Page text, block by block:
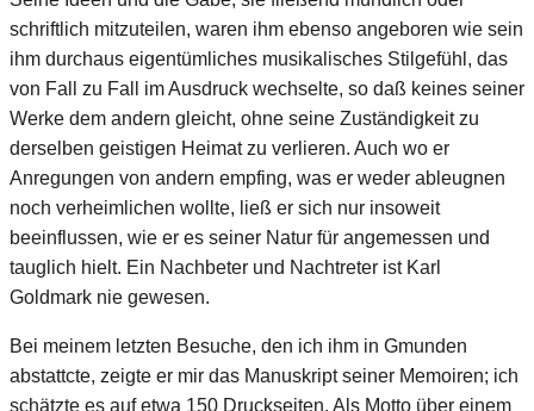
schriftlich mitzuteilen, waren ihm ebenso angeboren wie sein
ihm durchaus eigentümliches musikalisches Stilgefühl, das
von Fall zu Fall im Ausdruck wechselte, so daß keines seiner
Werke dem andern gleicht, ohne seine Zuständigkeit zu
derselben geistigen Heimat zu verlieren. Auch wo er
Anregungen von andern empfing, was er weder ableugnen
noch verheimlichen wollte, ließ er sich nur insoweit
beeinflussen, wie er es seiner Natur für angemessen und
tauglich hielt. Ein Nachbeter und Nachtreter ist Karl
Goldmark nie gewesen.
Bei meinem letzten Besuche, den ich ihm in Gmunden
abstattcte, zeigte er mir das Manuskript seiner Memoiren; ich
schätzte es auf etwa 150 Druckseiten. Als Motto über einem